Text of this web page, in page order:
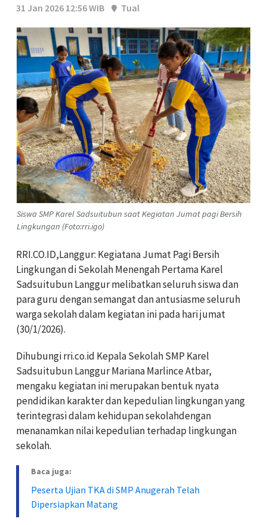
31 Jan 2026 12:56 WIB
Tual
Siswa SMP Karel Sadsuitubun saat Kegiatan Jumat pagi Bersih
Lingkungan (Foto:rri.igo)
RRI.CO.ID,Langgur: Kegiatana Jumat Pagi Bersih
Lingkungan di Sekolah Menengah Pertama Karel
Sadsuitubun Langgur melibatkan seluruh siswa dan
para guru dengan semangat dan antusiasme seluruh
warga sekolah dalam kegiatan ini pada hari jumat
(30/1/2026).
Dihubungi rri.co.id Kepala Sekolah SMP Karel
Sadsuitubun Langgur Mariana Marlince Atbar,
mengaku kegiatan ini merupakan bentuk nyata
pendidikan karakter dan kepedulian lingkungan yang
terintegrasi dalam kehidupan sekolahdengan
menanamkan nilai kepedulian terhadap lingkungan
sekolah.
Baca juga:
Peserta Ujian TKA di SMP Anugerah Telah
Dipersiapkan Matang